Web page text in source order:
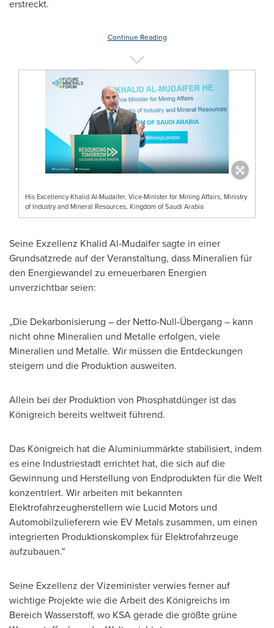
erstreckt.
Continue Reading
His Excellency Khalid Al-Mudaifer, Vice-Minister for Mining Affairs, Ministry
of Industry and Mineral Resources, Kingdom of Saudi Arabia
Seine Exzellenz Khalid Al-Mudaifer sagte in einer
Grundsatzrede auf der Veranstaltung, dass Mineralien für
den Energiewandel zu erneuerbaren Energien
unverzichtbar seien:
„Die Dekarbonisierung – der Netto-Null-Übergang – kann
nicht ohne Mineralien und Metalle erfolgen, viele
Mineralien und Metalle. Wir müssen die Entdeckungen
steigern und die Produktion ausweiten.
Allein bei der Produktion von Phosphatdünger ist das
Königreich bereits weltweit führend.
Das Königreich hat die Aluminiummärkte stabilisiert, indem
es eine Industriestadt errichtet hat, die sich auf die
Gewinnung und Herstellung von Endprodukten für die Welt
konzentriert. Wir arbeiten mit bekannten
Elektrofahrzeugherstellern wie Lucid Motors und
Automobilzulieferern wie EV Metals zusammen, um einen
integrierten Produktionskomplex für Elektrofahrzeuge
aufzubauen."
Seine Exzellenz der Vizeminister verwies ferner auf
wichtige Projekte wie die Arbeit des Königreichs im
Bereich Wasserstoff, wo KSA gerade die größte grüne